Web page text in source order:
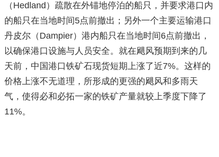
（Hedland）疏散在外锚地停泊的船只，并要求港口内
的船只在当地时间5点前撤出；另外一个主要运输港口
丹皮尔（Dampier）港内船只在当地时间6点前撤出，
以确保港口设施与人员安全。就在飓风预期到来的几
天前，中国港口铁矿石现货短期上涨了近7%。这样的
价格上涨不无道理，所形成的更强的飓风和多雨天
气，使得必和必拓一家的铁矿产量就较上季度下降了
11%。